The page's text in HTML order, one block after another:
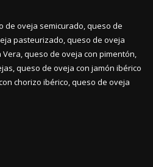
de oveja semicurado, queso de
pasteurizado, queso de oveja
queso de oveja con pimentón,
queso de oveja con jamón ibérico
chorizo ibérico, queso de oveja